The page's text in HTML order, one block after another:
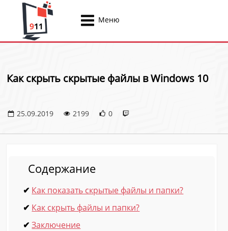
Меню
Как скрыть скрытые файлы в Windows 10
25.09.2019 2199 0
Содержание
Как показать скрытые файлы и папки?
Как скрыть файлы и папки?
Заключение